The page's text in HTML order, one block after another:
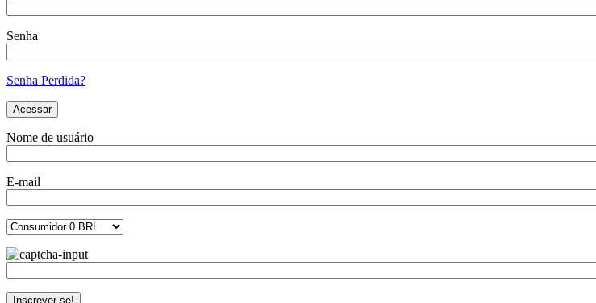
Senha
Senha Perdida?
Nome de usuário
E-mail